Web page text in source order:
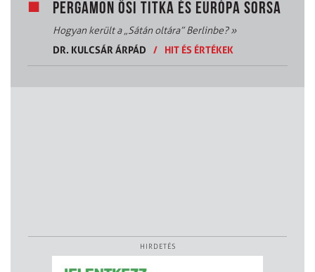
PERGAMON ŐSI TITKA ÉS EURÓPA SORSA
Hogyan került a „Sátán oltára” Berlinbe?»
DR. KULCSÁR ÁRPÁD
/ HIT ÉS ÉRTÉKEK
HIRDETÉS